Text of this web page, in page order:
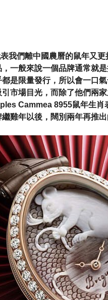
我們離中國農曆的鼠年又
一般來說一個品牌通常就
是限量發行，所以會一口
引市場目光，而除了他們兩
Cammea 8955鼠年生
雞年以後，闊別兩年再推